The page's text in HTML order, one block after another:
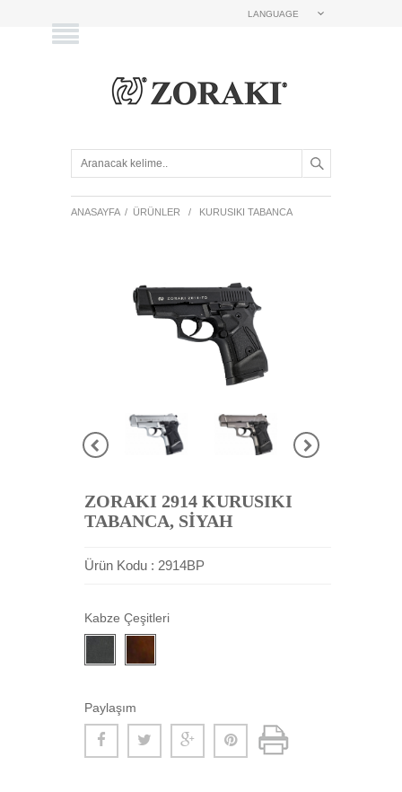
LANGUAGE
ANASAYFA/ ÜRÜNLER / KURUSIKI TABANCA
ZORAKI 2914 KURUSIKI
TABANCA, SİYAH
Ürün Kodu : 2914BP
Kabze Çeşitleri
Paylaşım